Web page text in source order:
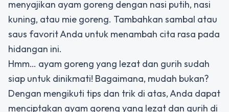
menyajikan ayam goreng dengan nasi putih, nasi
kuning, atau mie goreng. Tambahkan sambal atau
saus favorit Anda untuk menambah cita rasa pada
hidangan ini.
Hmm… ayam goreng yang lezat dan gurih sudah
siap untuk dinikmati! Bagaimana, mudah bukan?
Dengan mengikuti tips dan trik di atas, Anda dapat
menciptakan ayam goreng yang lezat dan gurih di